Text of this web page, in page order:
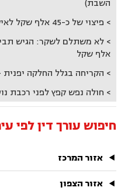
השבת)
פיצוי של כ-45 אלף שקל לאישה שנפלה בכניסה לאסותא
אלף שקל
הקריחה בגלל החלקה
חולה נפש קפץ לפני רכבת
חיפוש עורך דין לפי
אזור המרכז
אזור הצפון